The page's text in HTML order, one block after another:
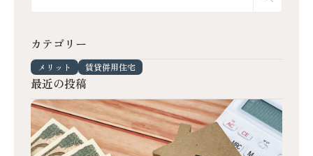
カテゴリー
メリット 賃貸併用住宅
最近の投稿